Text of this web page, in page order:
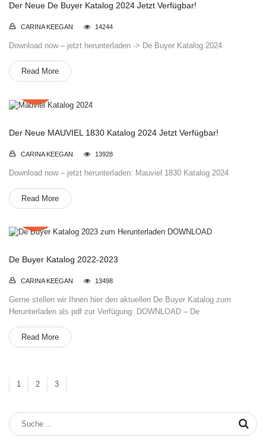
Der Neue De Buyer Katalog 2024 Jetzt Verfügbar!
CARINA KEEGAN 14244
Download now – jetzt herunterladen -> De Buyer Katalog 2024
Read More
29
Der Neue MAUVIEL 1830 Katalog 2024 Jetzt Verfügbar!
CARINA KEEGAN 13928
Download now – jetzt herunterladen: Mauviel 1830 Katalog 2024
Read More
22
De Buyer Katalog 2022-2023
CARINA KEEGAN 13498
Gerne stellen wir Ihnen hier den aktuellen De Buyer Katalog zum
Herunterladen als pdf zur Verfügung: DOWNLOAD – De
Read More
1 2 3